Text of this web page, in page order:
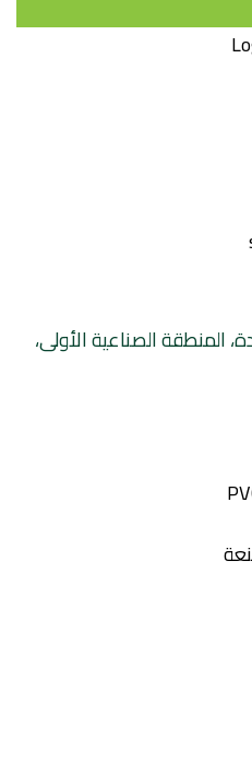
المحددة
Safa Alarabia
سي بي في سي
الصناعية الأولى،